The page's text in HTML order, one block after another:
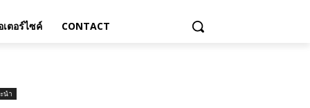
เตอร์ไซค์ CONTACT
นำ